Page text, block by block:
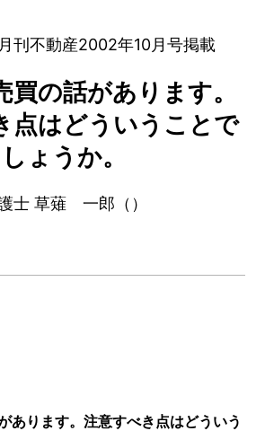
月刊不動産2002年10月号掲載
買の話があります。
点はどういうことで
しょうか。
士 草薙 一郎（）
あります。注意すべき点はどういう